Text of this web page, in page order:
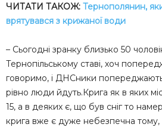
ЧИТАТИ ТАКОЖ: Тернополянин,
врятувався з крижаної води
– Сьогодні зранку близько 50
Тернопільському ставі, хоч
говоримо, і ДНСники
рівно люди йдуть.Крига як в яких
15, а в деяких є, що був сніг то
крига вже є дуже небезпечна